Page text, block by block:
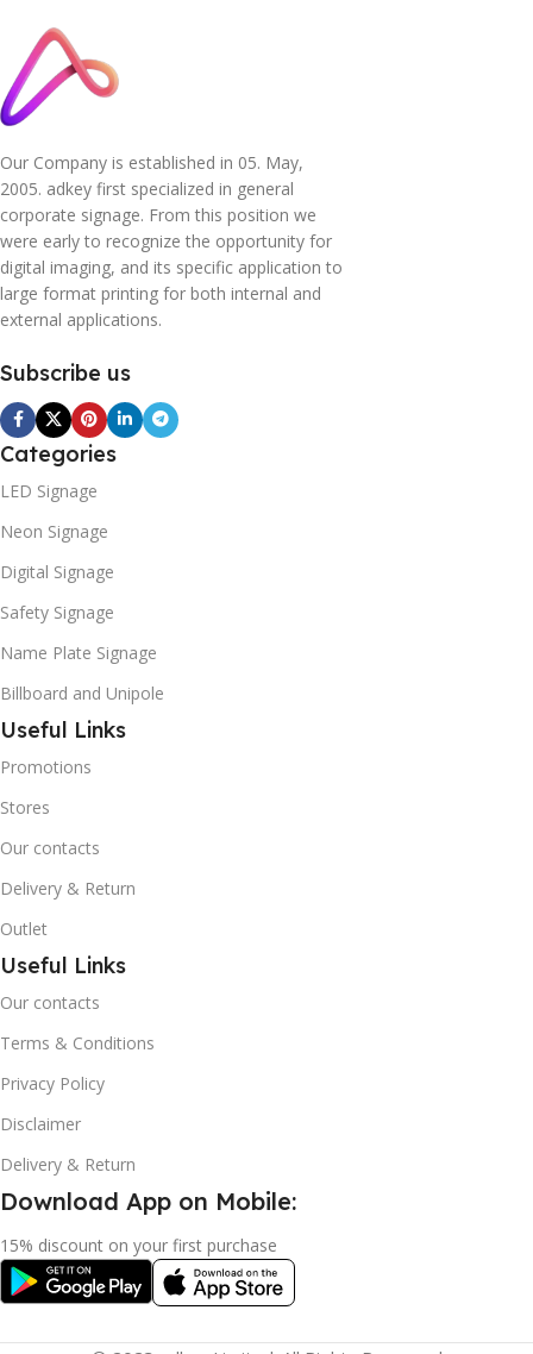
Our Company is established in 05. May,
2005. adkey first specialized in general
corporate signage. From this position we
were early to recognize the opportunity for
digital imaging, and its specific application to
large format printing for both internal and
external applications.
Subscribe us
Categories
LED Signage
Neon Signage
Digital Signage
Safety Signage
Name Plate Signage
Billboard and Unipole
Useful Links
Promotions
Stores
Our contacts
Delivery & Return
Outlet
Useful Links
Our contacts
Terms & Conditions
Privacy Policy
Disclaimer
Delivery & Return
Download App on Mobile:
15% discount on your first purchase